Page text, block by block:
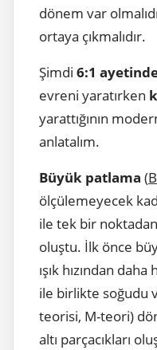
dönem var
ortaya çıkmalıdır.
Şimdi 6:1
evreni yaratırken
yarattığının
anlatalım.
Büyük patlama (
ölçülemeyecek
ile tek bir
oluştu. İlk önce
ışık hızından
ile birlikte soğudu
teorisi, M-teori)
altı parçacıkları